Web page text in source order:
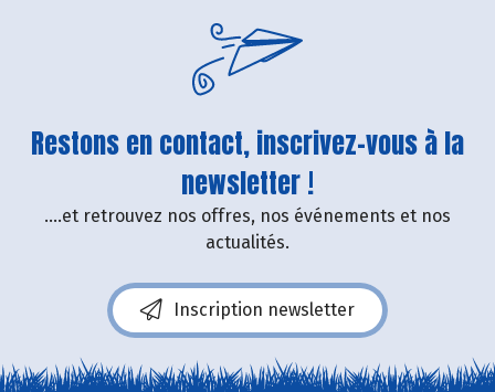
Restons en contact, inscrivez-vous à la
newsletter !
....et retrouvez nos offres, nos événements et nos
actualités.
Inscription newsletter